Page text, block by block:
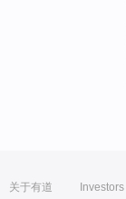
关于有道 Investors